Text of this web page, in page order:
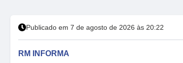
Publicado em 7 de agosto de 2026 às 20:22
RM INFORMA